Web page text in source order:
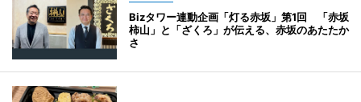
Bizタワー連動企画「灯る赤坂」第1回 「赤坂
柿山」と「ざくろ」が伝える、赤坂のあたたか
さ